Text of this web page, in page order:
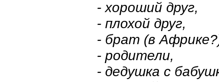
- хороший друг,
- плохой друг,
- брат (в
- родители,
- дедушка с